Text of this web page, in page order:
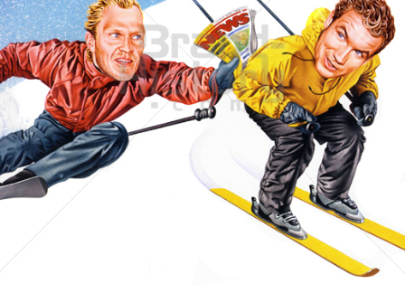
NEWS
Verlagsgruppe NEWS Gesellschaft m.b.H.
2006